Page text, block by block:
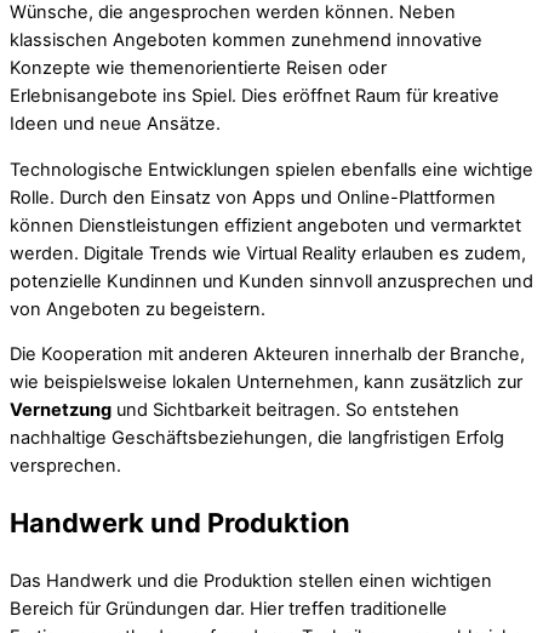
Wünsche, die angesprochen werden können. Neben
klassischen Angeboten kommen zunehmend innovative
Konzepte wie themenorientierte Reisen oder
Erlebnisangebote ins Spiel. Dies eröffnet Raum für kreative
Ideen und neue Ansätze.
Technologische Entwicklungen spielen ebenfalls eine wichtige
Rolle. Durch den Einsatz von Apps und Online-Plattformen
können Dienstleistungen effizient angeboten und vermarktet
werden. Digitale Trends wie Virtual Reality erlauben es zudem,
potenzielle Kundinnen und Kunden sinnvoll anzusprechen und
von Angeboten zu begeistern.
Die Kooperation mit anderen Akteuren innerhalb der Branche,
wie beispielsweise lokalen Unternehmen, kann zusätzlich zur
Vernetzung und Sichtbarkeit beitragen. So entstehen
nachhaltige Geschäftsbeziehungen, die langfristigen Erfolg
versprechen.
Handwerk und Produktion
Das Handwerk und die Produktion stellen einen wichtigen
Bereich für Gründungen dar. Hier treffen traditionelle